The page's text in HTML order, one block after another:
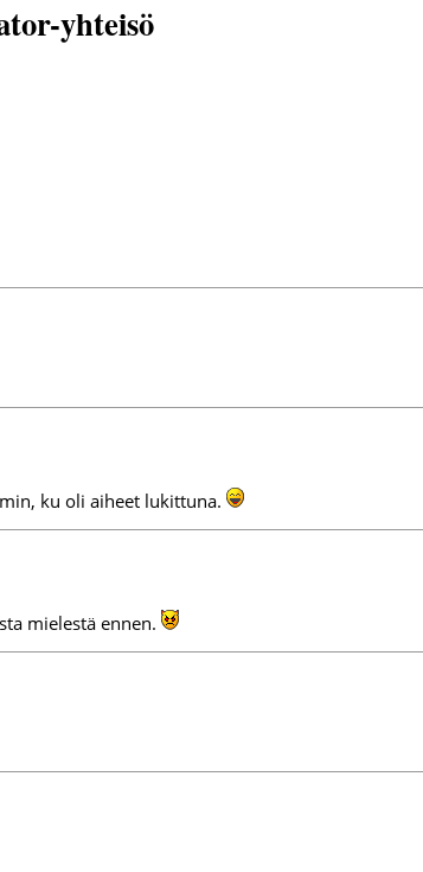
yhteisö
ku oli aiheet lukittuna.
mielestä ennen.